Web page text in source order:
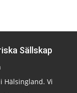
Sällskap
Hälsingland. Vi